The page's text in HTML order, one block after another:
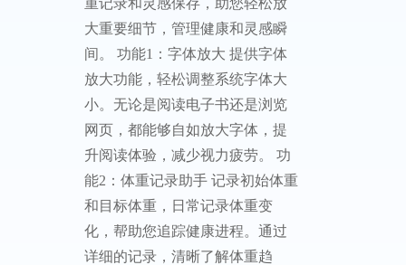
大重要细节，管理健康和灵感瞬
间。 功能1：字体放大 提供字体
放大功能，轻松调整系统字体大
小。无论是阅读电子书还是浏览
网页，都能够自如放大字体，提
升阅读体验，减少视力疲劳。 功
能2：体重记录助手 记录初始体重
和目标体重，日常记录体重变
化，帮助您追踪健康进程。通过
详细的记录，清晰了解体重趋